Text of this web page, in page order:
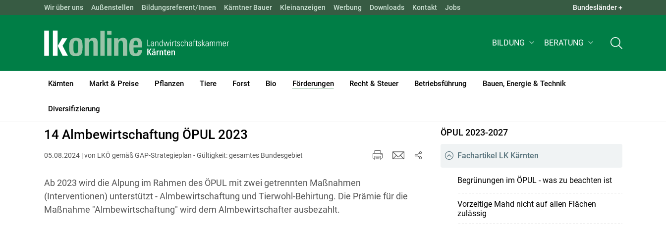
Landwirtschaftskammern: ÖSTERREICH BGLD KTN NÖ OÖ SBG STMK TIROL VBG WIEN QUICK LINKS +
Wir über uns Außenstellen Bildungsreferent/Innen Kärntner Bauer Kleinanzeigen Werbung Downloads Kontakt Jobs Bundesländer +
BILDUNG BERATUNG
Kärnten Markt & Preise Pflanzen Tiere Forst Bio Förderungen
(current)1
Recht & Steuer Betriebsführung Bauen, Energie & Technik
Diversifizierung
LK Kärnten Förderungen
14 Almbewirtschaftung ÖPUL 2023
05.08.2024 | von LKÖ gemäß GAP-Strategieplan - Gültigkeit: gesamtes Bundesgebiet
Ab 2023 wird die Alpung im Rahmen des ÖPUL mit zwei getrennten Maßnahmen
(Interventionen) unterstützt - Almbewirtschaftung und Tierwohl-Behirtung. Die Prämie für die
Maßnahme "Almbewirtschaftung" wird dem Almbewirtschafter ausbezahlt.
ÖPUL 2023-2027
Fachartikel LK Kärnten
Begrünungen im ÖPUL - was zu beachten ist
Vorzeitige Mahd nicht auf allen Flächen
zulässig